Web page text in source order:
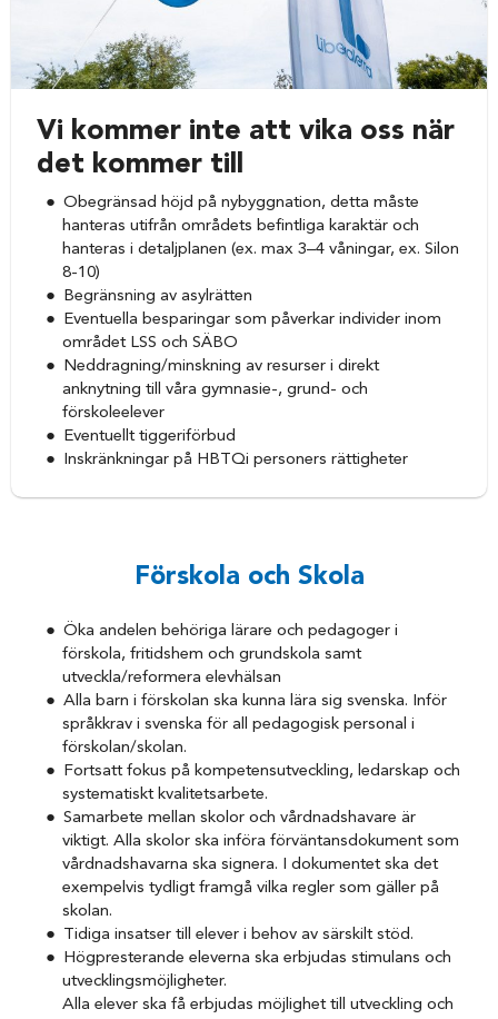
Vi kommer inte att vika oss när
det kommer till
Obegränsad höjd på nybyggnation, detta måste
hanteras utifrån områdets befintliga karaktär och
hanteras i detaljplanen (ex. max 3–4 våningar, ex. Silon
8-10)
Begränsning av asylrätten
Eventuella besparingar som påverkar individer inom
området LSS och SÄBO
Neddragning/minskning av resurser i direkt
anknytning till våra gymnasie-, grund- och
förskoleelever
Eventuellt tiggeriförbud
Inskränkningar på HBTQi personers rättigheter
Förskola och Skola
Öka andelen behöriga lärare och pedagoger i
förskola, fritidshem och grundskola samt
utveckla/reformera elevhälsan
Alla barn i förskolan ska kunna lära sig svenska. Inför
språkkrav i svenska för all pedagogisk personal i
förskolan/skolan.
Fortsatt fokus på kompetensutveckling, ledarskap och
systematiskt kvalitetsarbete.
Samarbete mellan skolor och vårdnadshavare är
viktigt. Alla skolor ska införa förväntansdokument som
vårdnadshavarna ska signera. I dokumentet ska det
exempelvis tydligt framgå vilka regler som gäller på
skolan.
Tidiga insatser till elever i behov av särskilt stöd.
Högpresterande eleverna ska erbjudas stimulans och
utvecklingsmöjligheter.
Alla elever ska få erbjudas möjlighet till utveckling och